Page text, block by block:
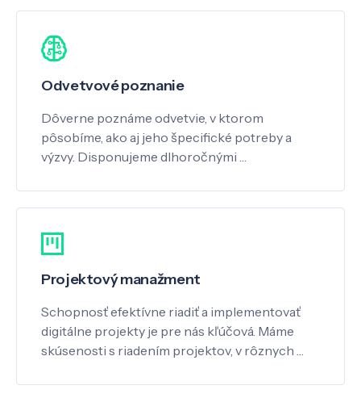
Odvetvové poznanie
Dôverne poznáme odvetvie, v ktorom
pôsobíme, ako aj jeho špecifické potreby a
výzvy. Disponujeme dlhoročnými …
Projektový manažment
Schopnosť efektívne riadiť a implementovať
digitálne projekty je pre nás kľúčová. Máme
skúsenosti s riadením projektov, v rôznych …